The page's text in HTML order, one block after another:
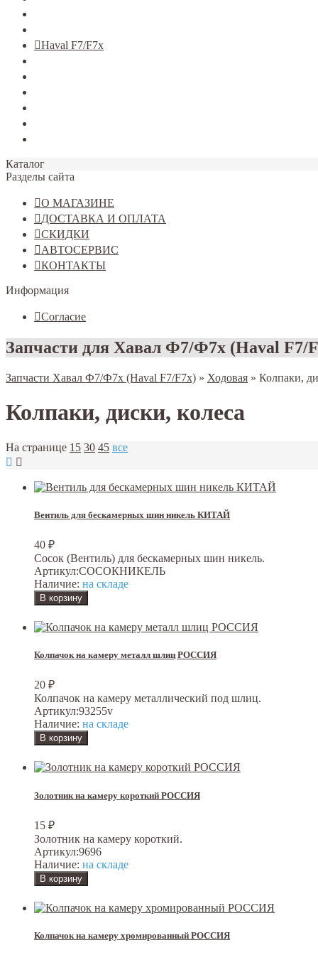
Haval F7/F7x
Каталог
Разделы сайта
О МАГАЗИНЕ
ДОСТАВКА И ОПЛАТА
СКИДКИ
АВТОСЕРВИС
КОНТАКТЫ
Информация
Согласие
Запчасти для Хавал Ф7/Ф7х (Haval F7/
Запчасти Хавал Ф7/Ф7х (Haval F7/F7x) » Ходовая » Колпаки,
Колпаки, диски, колеса
На странице 15 30 45 все
Вентиль для бескамерных шин никель КИТАЙ
40 ₽
Сосок (Вентиль) для бескамерных шин никель.
Артикул:СОСОКНИКЕЛЬ
Наличие: на складе
Колпачок на камеру металл шлиц РОССИЯ
20 ₽
Колпачок на камеру металлический под шлиц.
Артикул:93255v
Наличие: на складе
Золотник на камеру короткий РОССИЯ
15 ₽
Золотник на камеру короткий.
Артикул:9696
Наличие: на складе
Колпачок на камеру хромированный РОССИЯ